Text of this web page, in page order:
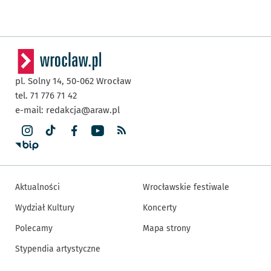
pl. Solny 14, 50-062 Wrocław
tel. 71 776 71 42
e-mail: redakcja@araw.pl
Aktualności
Wydział Kultury
Polecamy
Stypendia artystyczne
Wrocławskie festiwale
Koncerty
Mapa strony